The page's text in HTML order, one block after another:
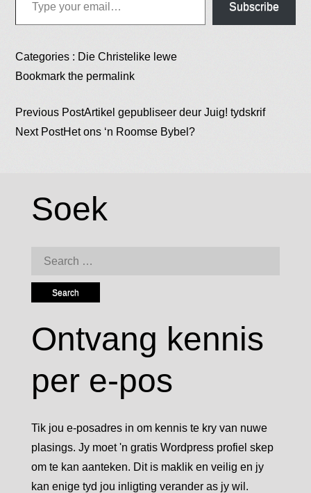
Subscribe
Categories : Die Christelike lewe
Bookmark the permalink
Post
Previous PostArtikel gepubliseer deur Juig! tydskrif
Next PostHet ons ‘n Roomse Bybel?
Soek
Search
Ontvang kennis
per e-pos
Tik jou e-posadres in om kennis te kry van nuwe
plasings. Jy moet 'n gratis Wordpress profiel skep
om te kan aanteken. Dit is maklik en veilig en jy
kan enige tyd jou inligting verander as jy wil.